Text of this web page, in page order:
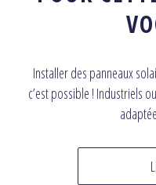
Installer des panneaux
c’est possible ! Industriels